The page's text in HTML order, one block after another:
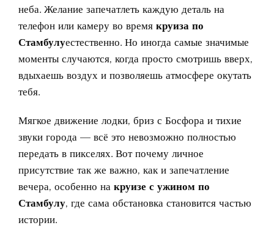
неба. Желание запечатлеть каждую деталь на
телефон или камеру во время круиза по
Стамбулуестественно. Но иногда самые значимые
моменты случаются, когда просто смотришь вверх,
вдыхаешь воздух и позволяешь атмосфере окутать
тебя.
Мягкое движение лодки, бриз с Босфора и тихие
звуки города — всё это невозможно полностью
передать в пикселях. Вот почему личное
присутствие так же важно, как и запечатление
вечера, особенно на круизе с ужином по
Стамбулу, где сама обстановка становится частью
истории.